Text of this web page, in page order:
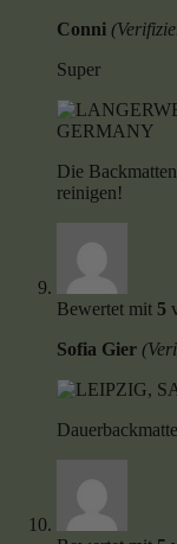
Conni
Super
Die
reinigen!
Bewertet mit 5
Sofia Gier